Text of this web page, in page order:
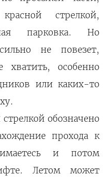
стрелкой,
парковка. Но
не повезет,
особенно
или каких-то
обозначено
прохода к
и потом
Летом может